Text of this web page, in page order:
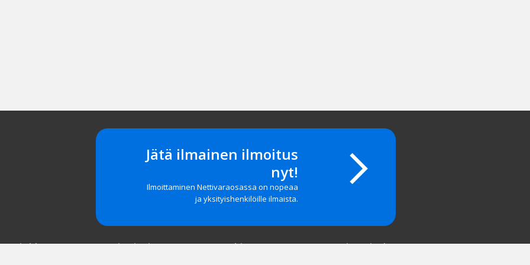
Jätä ilmainen ilmoitus
nyt!
Ilmoittaminen Nettivaraosassa on nopeaa
ja yksityishenkilöille ilmaista.
asiakkaat Navigointi Tuki Yritystiedot